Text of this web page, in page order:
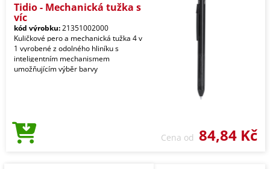
Tidio - Mechanická tužka s
víc
kód výrobku:21351002000
Kuličkové pero a mechanická tužka 4 v
1 vyrobené z odolného hliníku s
inteligentním mechanismem
umožňujícím výběr barvy
Cena od 84,84 Kč